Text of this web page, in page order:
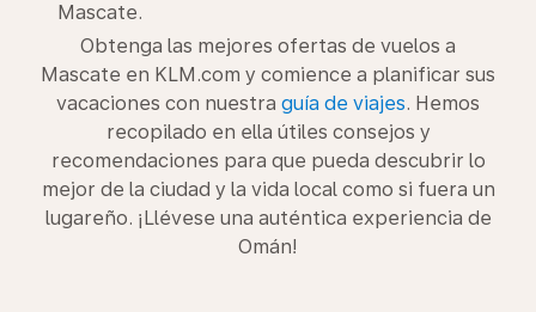
Mascate.
Obtenga las mejores ofertas de vuelos a
Mascate en KLM.com y comience a planificar sus
vacaciones con nuestra guía de viajes. Hemos
recopilado en ella útiles consejos y
recomendaciones para que pueda descubrir lo
mejor de la ciudad y la vida local como si fuera un
lugareño. ¡Llévese una auténtica experiencia de
Omán!